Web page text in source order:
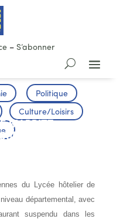
– S’abonner
Politique
Culture/Loisirs
BIARRITZ
« CREONS
du Lycée hôtelier de
départemental, avec
suspendu dans les